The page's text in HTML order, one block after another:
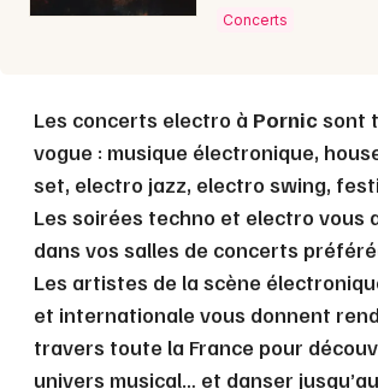
Concerts
Les concerts electro à Pornic sont
vogue : musique électronique,
set, electro jazz, electro swing,
Les soirées techno et electro vous
dans vos salles de concerts
Les artistes de la scène
et internationale vous donnent
travers toute la France pour
univers musical… et danser